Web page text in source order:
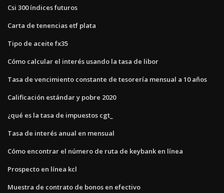
Csi 300 índices futuros
Carta de tenencias etf plata
Tipo de aceite fx35
Cómo calcular el interés usando la tasa de libor
Tasa de vencimiento constante de tesorería mensual a 10 años
Calificación estándar y pobre 2020
¿qué es la tasa de impuestos cgt_
Tasa de interés anual en mensual
Cómo encontrar el número de ruta de keybank en línea
Prospecto en línea kcl
Muestra de contrato de bonos en efectivo